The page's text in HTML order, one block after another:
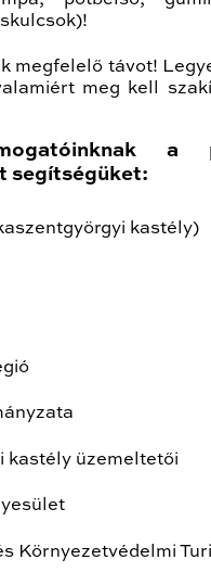
megfelelő távot!
meg kell
a
segítségüket:
kastély)
kastély üzemeltetői
Környezetvédelmi